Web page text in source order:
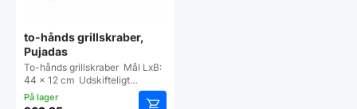
to-hånds grillskraber,
Pujadas
To-hånds grillskraber Mål LxB:
44 x 12 cm Udskifteligt…